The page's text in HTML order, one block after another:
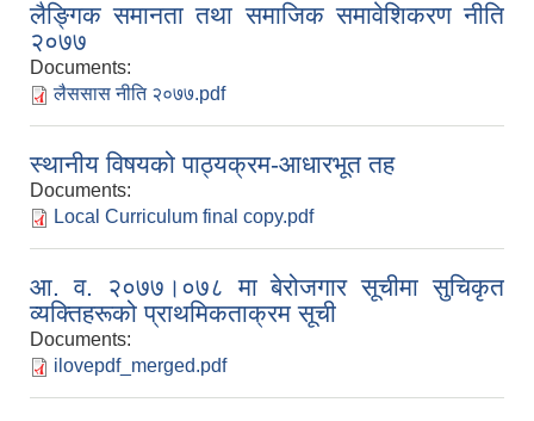
लैङ्गिक समानता तथा समाजिक समावेशिकरण नीति
२०७७
Documents:
लैससास नीति २०७७.pdf
स्थानीय विषयको पाठ्यक्रम-आधारभूत तह
Documents:
Local Curriculum final copy.pdf
आ. व. २०७७।०७८ मा बेरोजगार सूचीमा सुचिकृत
व्यक्तिहरूको प्राथमिकताक्रम सूची
Documents:
ilovepdf_merged.pdf